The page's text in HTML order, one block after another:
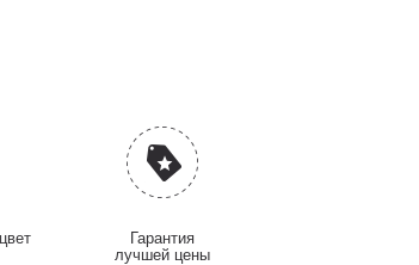
Гарантия
лучшей цены